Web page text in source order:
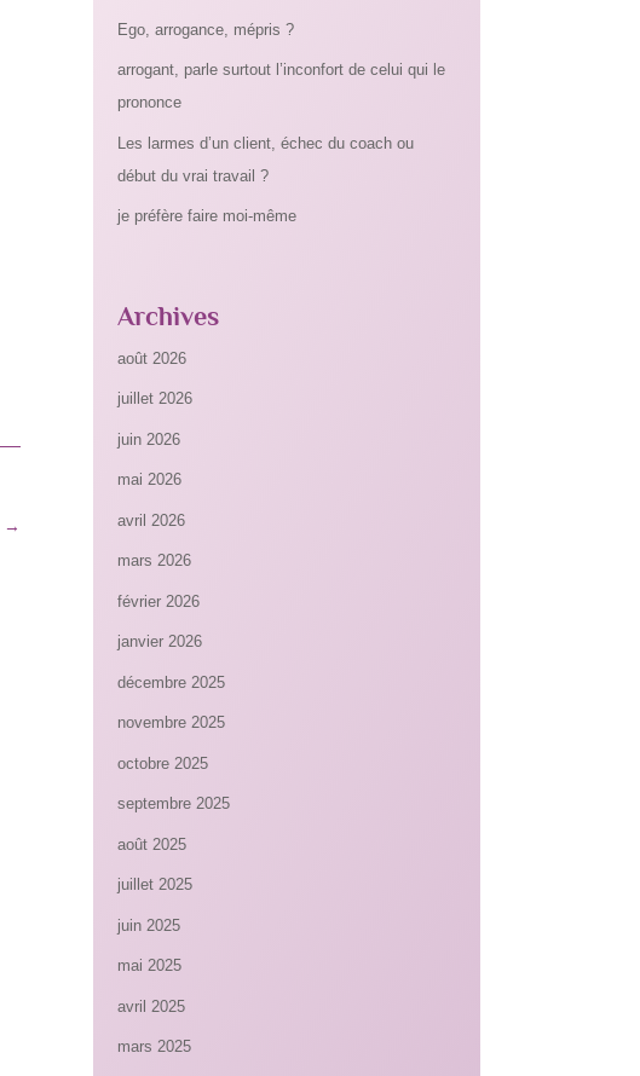
→
Ego, arrogance, mépris ?
arrogant, parle surtout l’inconfort de celui qui le
prononce
Les larmes d’un client, échec du coach ou
début du vrai travail ?
je préfère faire moi-même
Archives
août 2026
juillet 2026
juin 2026
mai 2026
avril 2026
mars 2026
février 2026
janvier 2026
décembre 2025
novembre 2025
octobre 2025
septembre 2025
août 2025
juillet 2025
juin 2025
mai 2025
avril 2025
mars 2025